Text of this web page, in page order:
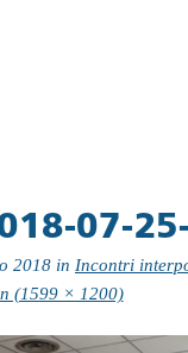
07-
2018 in Incontri
(1599 × 1200)